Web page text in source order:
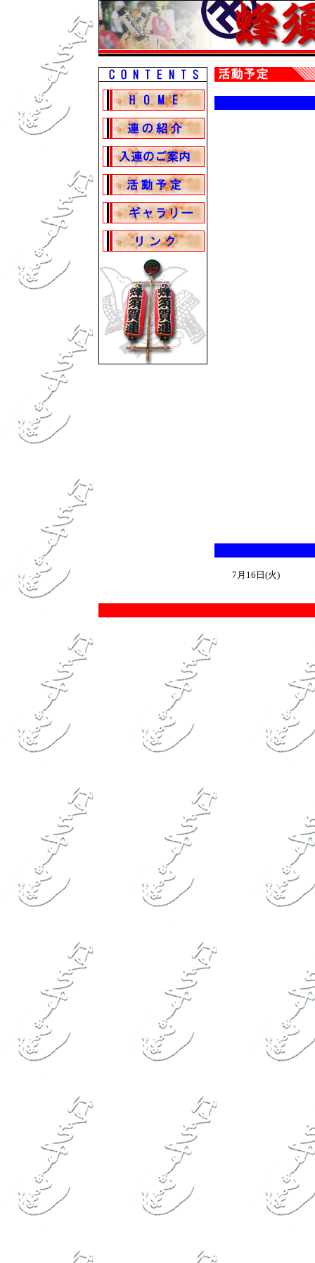
7月16日(火)